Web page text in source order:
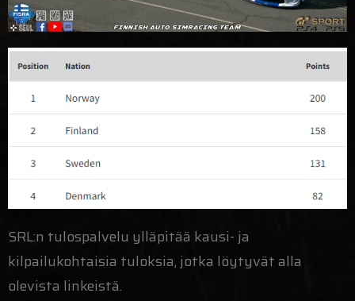
SRL:n tulospalvelu ylläpitää kausi- ja
kilpailukohtaisia tuloksia, jotka löytyvät alla
olevista linkeistä.